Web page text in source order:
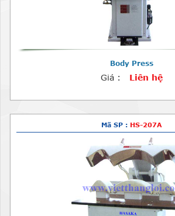
Body Press
Giá : Liên hệ
Mã SP : HS-207A